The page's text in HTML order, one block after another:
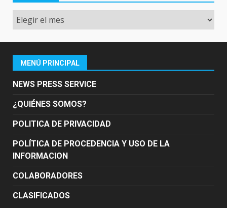
Archivo
MENÚ PRINCIPAL
NEWS PRESS SERVICE
¿QUIÉNES SOMOS?
POLITICA DE PRIVACIDAD
POLÍTICA DE PROCEDENCIA Y USO DE LA
INFORMACION
COLABORADORES
CLASIFICADOS